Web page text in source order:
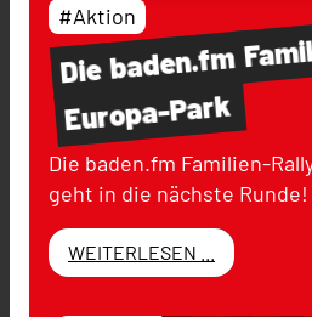
Diebaden.fm
Europa-Park
#Aktion
Die baden.fm Familien-
geht in die nächste
WEITERLESEN ...